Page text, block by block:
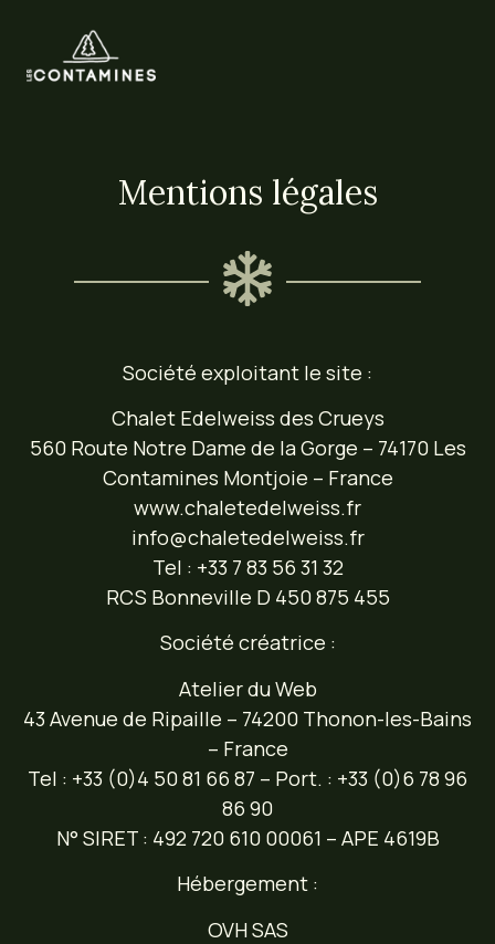
Mentions légales
Société exploitant le site :
Chalet Edelweiss des Crueys
560 Route Notre Dame de la Gorge – 74170 Les
Contamines Montjoie – France
www.chaletedelweiss.fr
info@chaletedelweiss.fr
Tel : +33 7 83 56 31 32
RCS Bonneville D 450 875 455
Société créatrice :
Atelier du Web
43 Avenue de Ripaille – 74200 Thonon-les-Bains
– France
Tel : +33 (0)4 50 81 66 87 – Port. : +33 (0)6 78 96
86 90
N° SIRET : 492 720 610 00061 – APE 4619B
Hébergement :
OVH SAS